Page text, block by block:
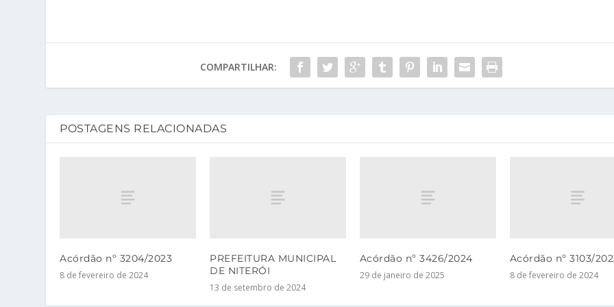
COMPARTILHAR:
POSTAGENS RELACIONADAS
Acórdão nº 3204/2023
8 de fevereiro de 2024
PREFEITURA MUNICIPAL
DE NITERÓI
13 de setembro de 2024
Acórdão nº 3426/2024
29 de janeiro de 2025
Acórdão nº 3103/
8 de fevereiro de 2024